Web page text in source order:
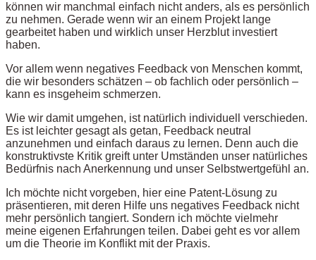
können wir manchmal einfach nicht anders, als es persönlich
zu nehmen. Gerade wenn wir an einem Projekt lange
gearbeitet haben und wirklich unser Herzblut investiert
haben.
Vor allem wenn negatives Feedback von Menschen kommt,
die wir besonders schätzen – ob fachlich oder persönlich –
kann es insgeheim schmerzen.
Wie wir damit umgehen, ist natürlich individuell verschieden.
Es ist leichter gesagt als getan, Feedback neutral
anzunehmen und einfach daraus zu lernen. Denn auch die
konstruktivste Kritik greift unter Umständen unser natürliches
Bedürfnis nach Anerkennung und unser Selbstwertgefühl an.
Ich möchte nicht vorgeben, hier eine Patent-Lösung zu
präsentieren, mit deren Hilfe uns negatives Feedback nicht
mehr persönlich tangiert. Sondern ich möchte vielmehr
meine eigenen Erfahrungen teilen. Dabei geht es vor allem
um die Theorie im Konflikt mit der Praxis.